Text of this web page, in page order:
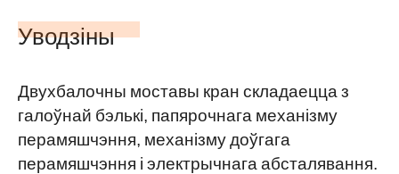
Уводзіны
Двухбалочны моставы кран складаецца з
галоўнай бэлькі, папярочнага механізму
перамяшчэння, механізму доўгага
перамяшчэння і электрычнага абсталявання.